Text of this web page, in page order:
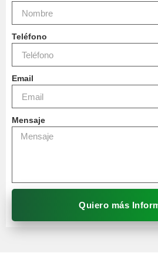
Teléfono
Email
Mensaje
Quiero más